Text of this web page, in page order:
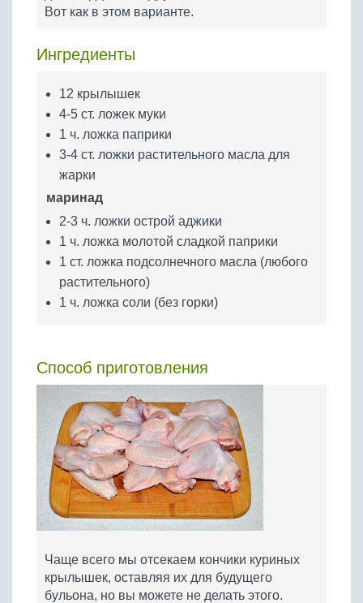
Бобовые
Крупы
Вот как в этом варианте.
Ингредиенты
12 крылышек
4-5 ст. ложек муки
1 ч. ложка паприки
3-4 ст. ложки растительного масла для
жарки
маринад
2-3 ч. ложки острой аджики
1 ч. ложка молотой сладкой паприки
1 ст. ложка подсолнечного масла (любого
растительного)
1 ч. ложка соли (без горки)
Способ приготовления
Чаще всего мы отсекаем кончики куриных
крылышек, оставляя их для будущего
бульона, но вы можете не делать этого.